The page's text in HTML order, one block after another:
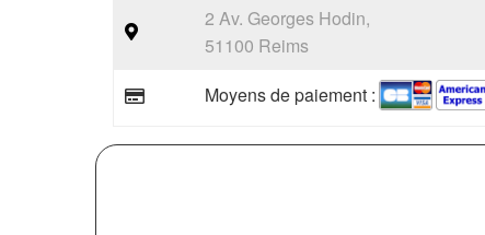
2 Av. Georges Hodin,
51100 Reims
Moyens de paiement :